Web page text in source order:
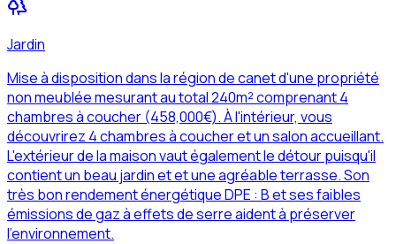
Jardin
Mise à disposition dans la région de canet d'une propriété
non meublée mesurant au total 240m² comprenant 4
chambres à coucher (458,000€). À l'intérieur, vous
découvrirez 4 chambres à coucher et un salon accueillant.
L'extérieur de la maison vaut également le détour puisqu'il
contient un beau jardin et et une agréable terrasse. Son
très bon rendement énergétique DPE : B et ses faibles
émissions de gaz à effets de serre aident à préserver
l'environnement.